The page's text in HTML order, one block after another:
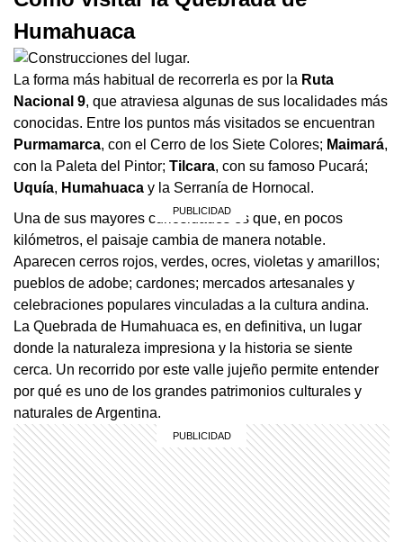
Humahuaca
La forma más habitual de recorrerla es por la Ruta
Nacional 9, que atraviesa algunas de sus localidades más
conocidas. Entre los puntos más visitados se encuentran
Purmamarca, con el Cerro de los Siete Colores; Maimará,
con la Paleta del Pintor; Tilcara, con su famoso Pucará;
Uquía, Humahuaca y la Serranía de Hornocal.
Una de sus mayores curiosidades es que, en pocos
kilómetros, el paisaje cambia de manera notable.
Aparecen cerros rojos, verdes, ocres, violetas y amarillos;
pueblos de adobe; cardones; mercados artesanales y
celebraciones populares vinculadas a la cultura andina.
La Quebrada de Humahuaca es, en definitiva, un lugar
donde la naturaleza impresiona y la historia se siente
cerca. Un recorrido por este valle jujeño permite entender
por qué es uno de los grandes patrimonios culturales y
naturales de Argentina.